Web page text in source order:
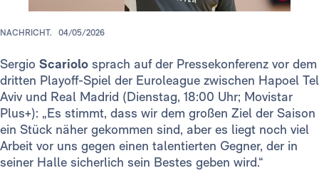
NACHRICHT. 04/05/2026
Sergio Scariolo sprach auf der Pressekonferenz vor dem
dritten Playoff-Spiel der Euroleague zwischen Hapoel Tel
Aviv und Real Madrid (Dienstag, 18:00 Uhr; Movistar
Plus+): „Es stimmt, dass wir dem großen Ziel der Saison
ein Stück näher gekommen sind, aber es liegt noch viel
Arbeit vor uns gegen einen talentierten Gegner, der in
seiner Halle sicherlich sein Bestes geben wird.“